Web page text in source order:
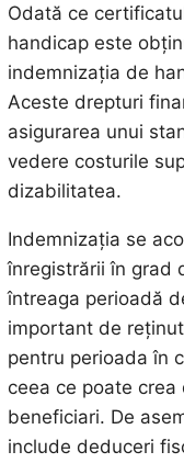
Odată ce
handicap este
indemnizația de
Aceste drepturi
asigurarea unui
vedere costurile
dizabilitatea.
Indemnizația se
înregistrării în grad
întreaga perioadă
important de
pentru perioada în
ceea ce poate
beneficiari. De
include deduceri